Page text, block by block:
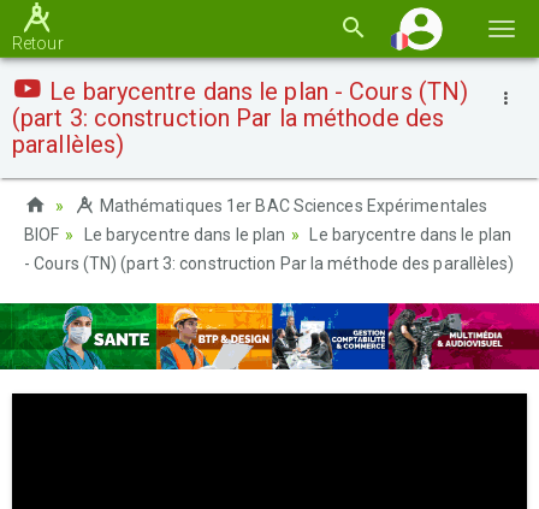
la
Retour
Le barycentre dans le plan - Cours (TN)
(part 3: construction Par la méthode des
parallèles)
Mathématiques 1er BAC Sciences Expérimentales
BIOF
Le barycentre dans le plan
Le barycentre dans le plan
- Cours (TN) (part 3: construction Par la méthode des parallèles)